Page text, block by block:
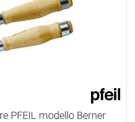
PFEIL modello Berner